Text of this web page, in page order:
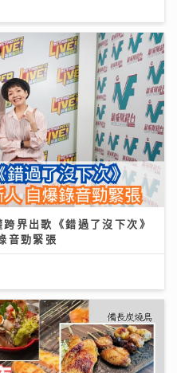
界出歌《錯過了沒下次》
音勁緊張